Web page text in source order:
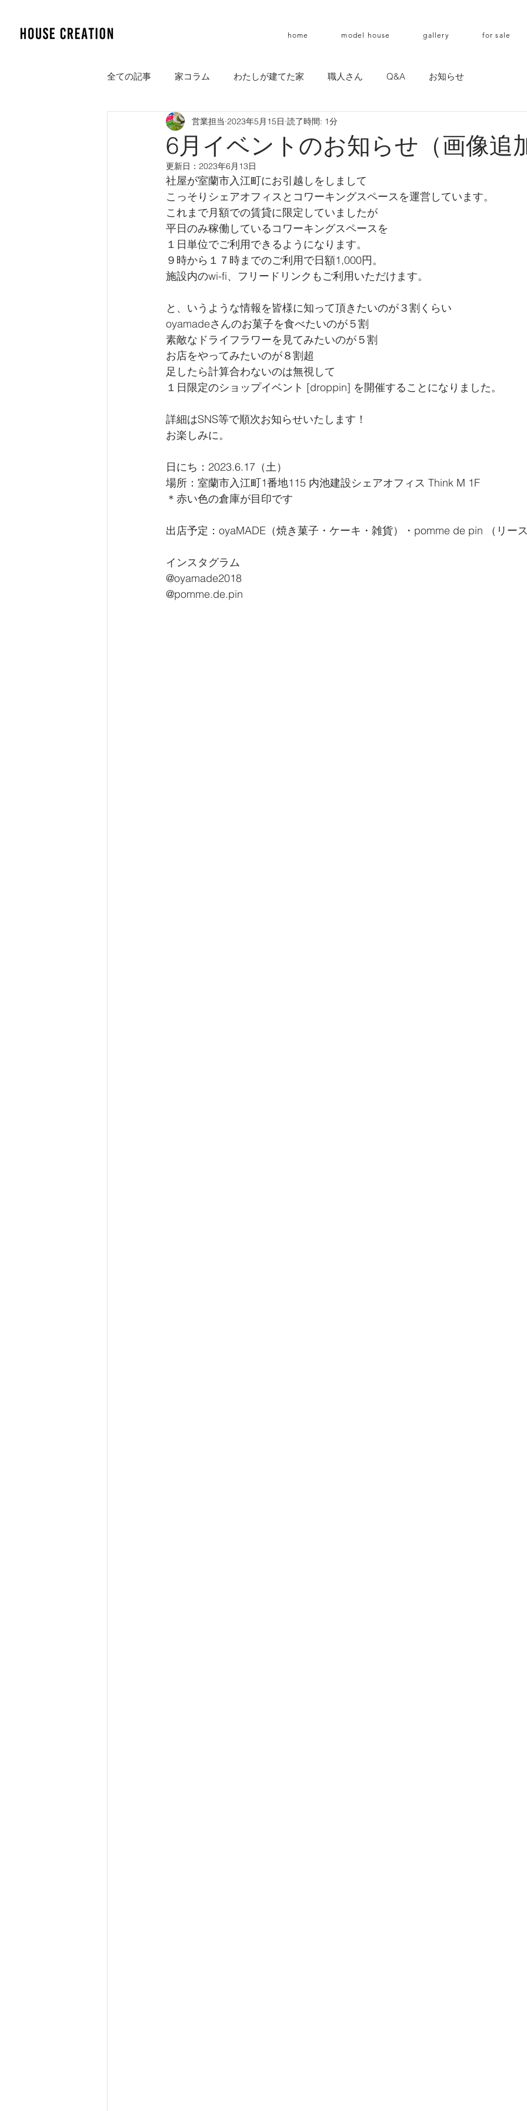
home model house gallery for sale
全ての記事 家コラム わたしが建てた家 職人さん Q&A お知らせ
6月イベントのお知らせ（画像追
営業担当 2023年5月15日 読了時間: 1分
更新日： 2023年6月13日
社屋が室蘭市入江町にお引越しをしまして
こっそりシェアオフィスとコワーキングスペースを運営しています。
これまで月額での賃貸に限定していましたが
平日のみ稼働しているコワーキングスペースを
１日単位でご利用できるようになります。
９時から１７時までのご利用で日額1,000円。
施設内のwi-fi、フリードリンクもご利用いただけます。
と、いうような情報を皆様に知って頂きたいのが３割くらい
oyamadeさんのお菓子を食べたいのが５割
素敵なドライフラワーを見てみたいのが５割
お店をやってみたいのが８割超
足したら計算合わないのは無視して
１日限定のショップイベント [droppin] を開催することになりました。
詳細はSNS等で順次お知らせいたします！
お楽しみに。
日にち：2023.6.17（土）
場所：室蘭市入江町1番地115 内池建設シェアオフィス Think M 1F
＊赤い色の倉庫が目印です
出店予定：oyaMADE（焼き菓子・ケーキ・雑貨）・pomme de pin （リース
インスタグラム
@oyamade2018
@pomme.de.pin